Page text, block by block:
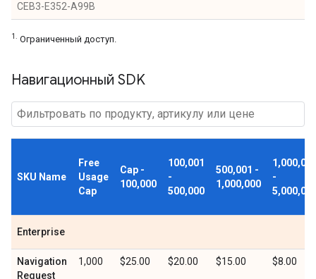
CEB3-E352-A99B
1. Ограниченный доступ.
Навигационный SDK
SKU Name
Free
Usage
Cap
Cap -
100,000
100,001
-
500,000
500,001 -
1,000,000
-
Enterprise
Navigation
Request
1,000 $25.00 $20.00 $15.00 $8.00